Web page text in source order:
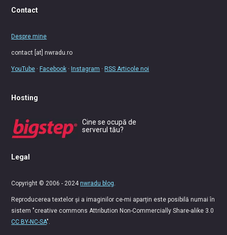
Contact
Despre mine
contact [at] nwradu.ro
YouTube · Facebook · Instagram · RSS Articole noi
Hosting
Cine se ocupă de
serverul tău?
Legal
Copyright © 2006 - 2024nwradu blog.
Reproducerea textelor și a imaginilor ce-mi aparțin este posibilă numai în
sistem "creative commons Attribution Non-Commercially Share-alike 3.0
CC BY-NC-SA".